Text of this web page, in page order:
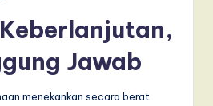
Jawab
menekankan secara berat